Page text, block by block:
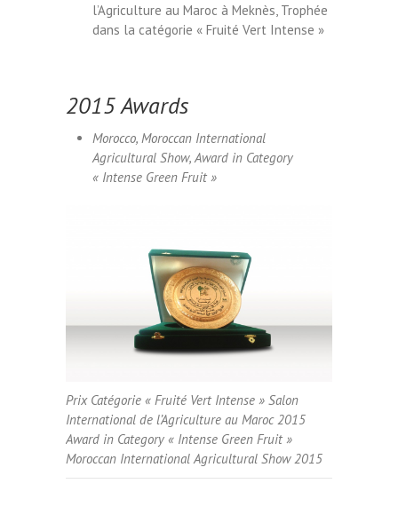
l’Agriculture au Maroc à Meknès, Trophée
dans la catégorie « Fruité Vert Intense »
2015 Awards
Morocco, Moroccan International
Agricultural Show, Award in Category
« Intense Green Fruit »
Prix Catégorie « Fruité Vert Intense » Salon
International de l’Agriculture au Maroc 2015
Award in Category « Intense Green Fruit »
Moroccan International Agricultural Show 2015